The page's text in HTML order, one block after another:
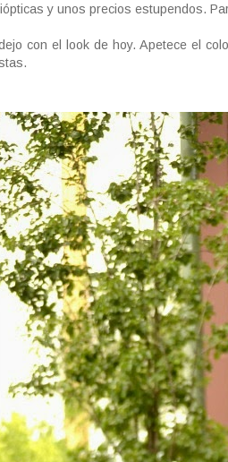
y unos precios estupendos.
con el look de hoy. Apetece el